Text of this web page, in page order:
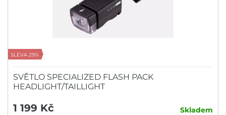
SLEVA 29%
SVĚTLO SPECIALIZED FLASH PACK
HEADLIGHT/TAILLIGHT
1 199 Kč Skladem